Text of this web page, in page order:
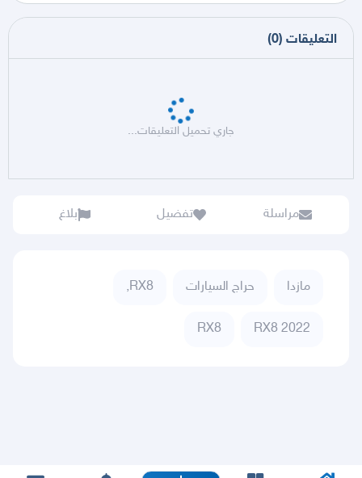
التعليقات (
0
)
جاري تحميل التعليقات...
مراسلة تفضيل بلاغ
مازدا حراج السيارات RX8,
RX8 2022
RX8